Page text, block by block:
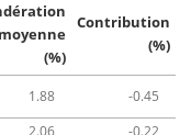
moyenne
(%)
Contribution
(%)
1.88
-0.45
2.06
-0.22